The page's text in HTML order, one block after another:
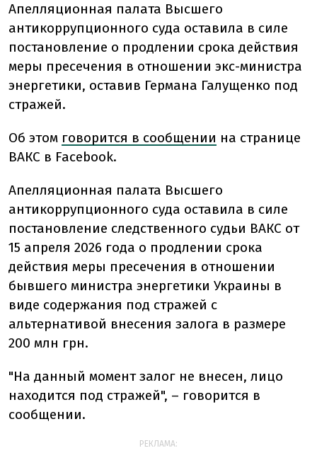
Апелляционная палата Высшего
антикоррупционного суда оставила в силе
постановление о продлении срока действия
меры пресечения в отношении экс-министра
энергетики, оставив Германа Галущенко под
стражей.
Об этом говорится в сообщении на странице
ВАКС в Facebook.
Апелляционная палата Высшего
антикоррупционного суда оставила в силе
постановление следственного судьи ВАКС от
15 апреля 2026 года о продлении срока
действия меры пресечения в отношении
бывшего министра энергетики Украины в
виде содержания под стражей с
альтернативой внесения залога в размере
200 млн грн.
"На данный момент залог не внесен, лицо
находится под стражей", – говорится в
сообщении.
РЕКЛАМА: